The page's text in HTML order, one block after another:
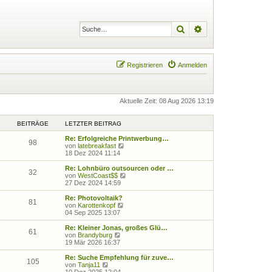
Suche
Anmelden
Registrieren
Aktuelle Zeit: 08 Aug 2026 13:19
BEITRÄGE LETZTER BEITRAG
98
Re: Erfolgreiche Printwerbung…
von latebreakfast
u
e
s
e
t
r
18 Dez 2024 11:14
32
Re: Lohnbüro outsourcen oder …
von WestCoast$$
u
e
r
B
t
r
27 Dez 2024 14:59
81
Re: Photovoltaik?
von Karottenkopf
u
e
s
e
r
04 Sep 2025 13:07
61
Re: Kleiner Jonas, großes Glü…
von Brandyburg
u
e
19 Mär 2026 16:37
105
Re: Suche Empfehlung für zuve…
von Tanja11